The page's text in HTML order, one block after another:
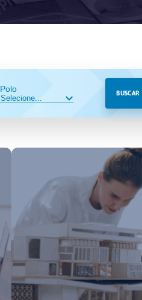
Polo BUSCAR